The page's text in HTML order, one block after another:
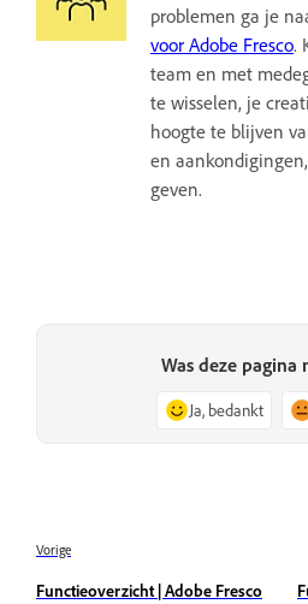
problemen ga je
voor Adobe Fresco.
team en met
te wisselen, je
hoogte te blijven
en
geven.
Was deze pagina
Ja, bedankt
Vorige
Functieoverzicht | Adobe Fresco